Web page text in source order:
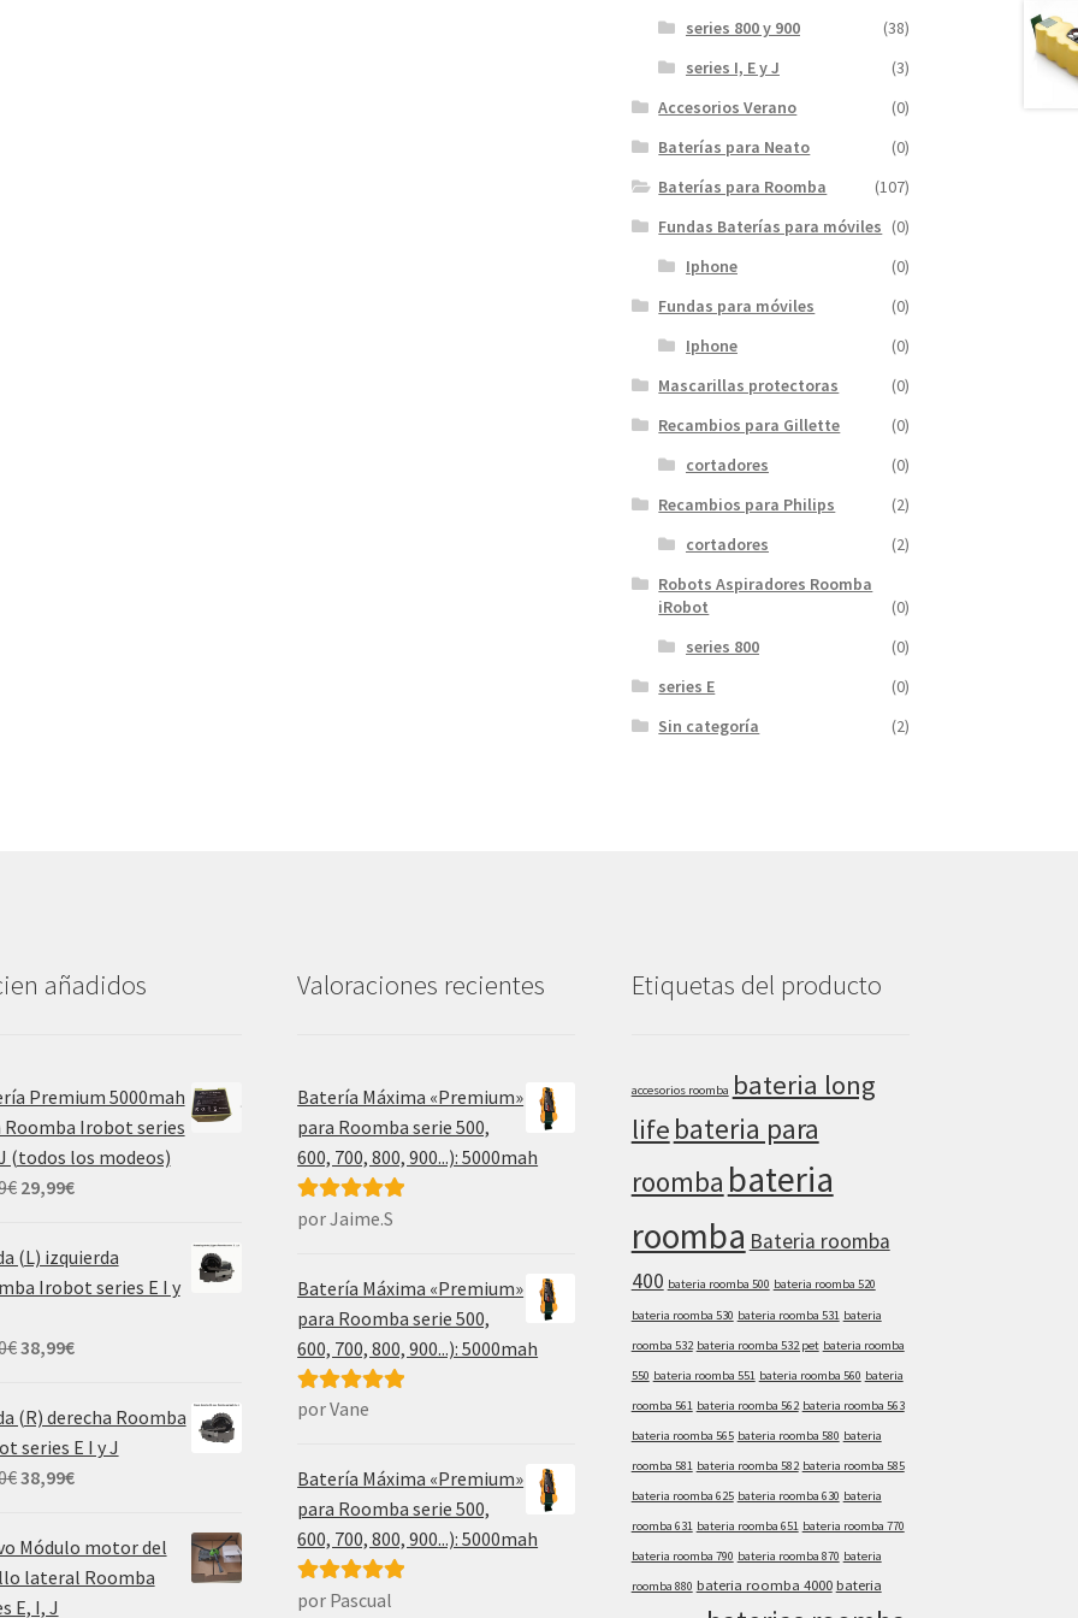
series 800 y 900
(38)
series I, E y J
(3)
Accesorios Verano
(0)
Baterías para Neato
(0)
Baterías para Roomba
(107)
Fundas Baterías para móviles (0)
Iphone
(0)
Fundas para móviles
(0)
Iphone
(0)
Mascarillas protectoras
(0)
Recambios para Gillette
(0)
cortadores
(0)
Recambios para Philips
(2)
cortadores
(2)
Robots Aspiradores Roomba
iRobot
(0)
series 800
(0)
series E
(0)
Sin categoría
(2)
añadidos
Premium 5000mah
Roomba Irobot series
(todos los modeos)
€ El
original
era:
29,99€El
actual
(L) izquierda
Irobot series E I y
€ El
original
era:
38,99€El
actual
es:
38,99€.
(R) derecha Roomba
series E I y J
€ El
original
era:
55,00€.
38,99€El
es:
Módulo motor del
lateral Roomba
E, I, J
Valoraciones recientes
Batería Máxima «Premium»
para Roomba serie 500,
600, 700, 800, 900...): 5000mah
Valorado con
por Jaime.S
Batería Máxima «Premium»
para Roomba serie 500,
600, 700, 800, 900...): 5000mah
Valorado con
por Vane
Batería Máxima «Premium»
para Roomba serie 500,
600, 700, 800, 900...): 5000mah
Valorado con
por Pascual
Etiquetas del producto
accesorios roomba bateria long
life bateria para
roomba bateria
roomba Bateria roomba
400 bateria roomba 500 bateria roomba 520
bateria roomba 530 bateria roomba 531 bateria
roomba 532 bateria roomba 532 pet bateria roomba
550 bateria roomba 551 bateria roomba 560 bateria
roomba 561 bateria roomba 562 bateria roomba 563
bateria roomba 565 bateria roomba 580 bateria
roomba 581 bateria roomba 582 bateria roomba 585
bateria roomba 625 bateria roomba 630 bateria
roomba 631 bateria roomba 651 bateria roomba 770
bateria roomba 790 bateria roomba 870 bateria
roomba 880 bateria roomba 4000 bateria